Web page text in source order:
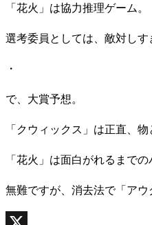
「花火」は協力推理ゲーム。
選考委員としては、敵対し
・
で、大賞予想。
「クウィックス」は正直、
「花火」は面白がれるまで
無難ですが、消去法で「アウ